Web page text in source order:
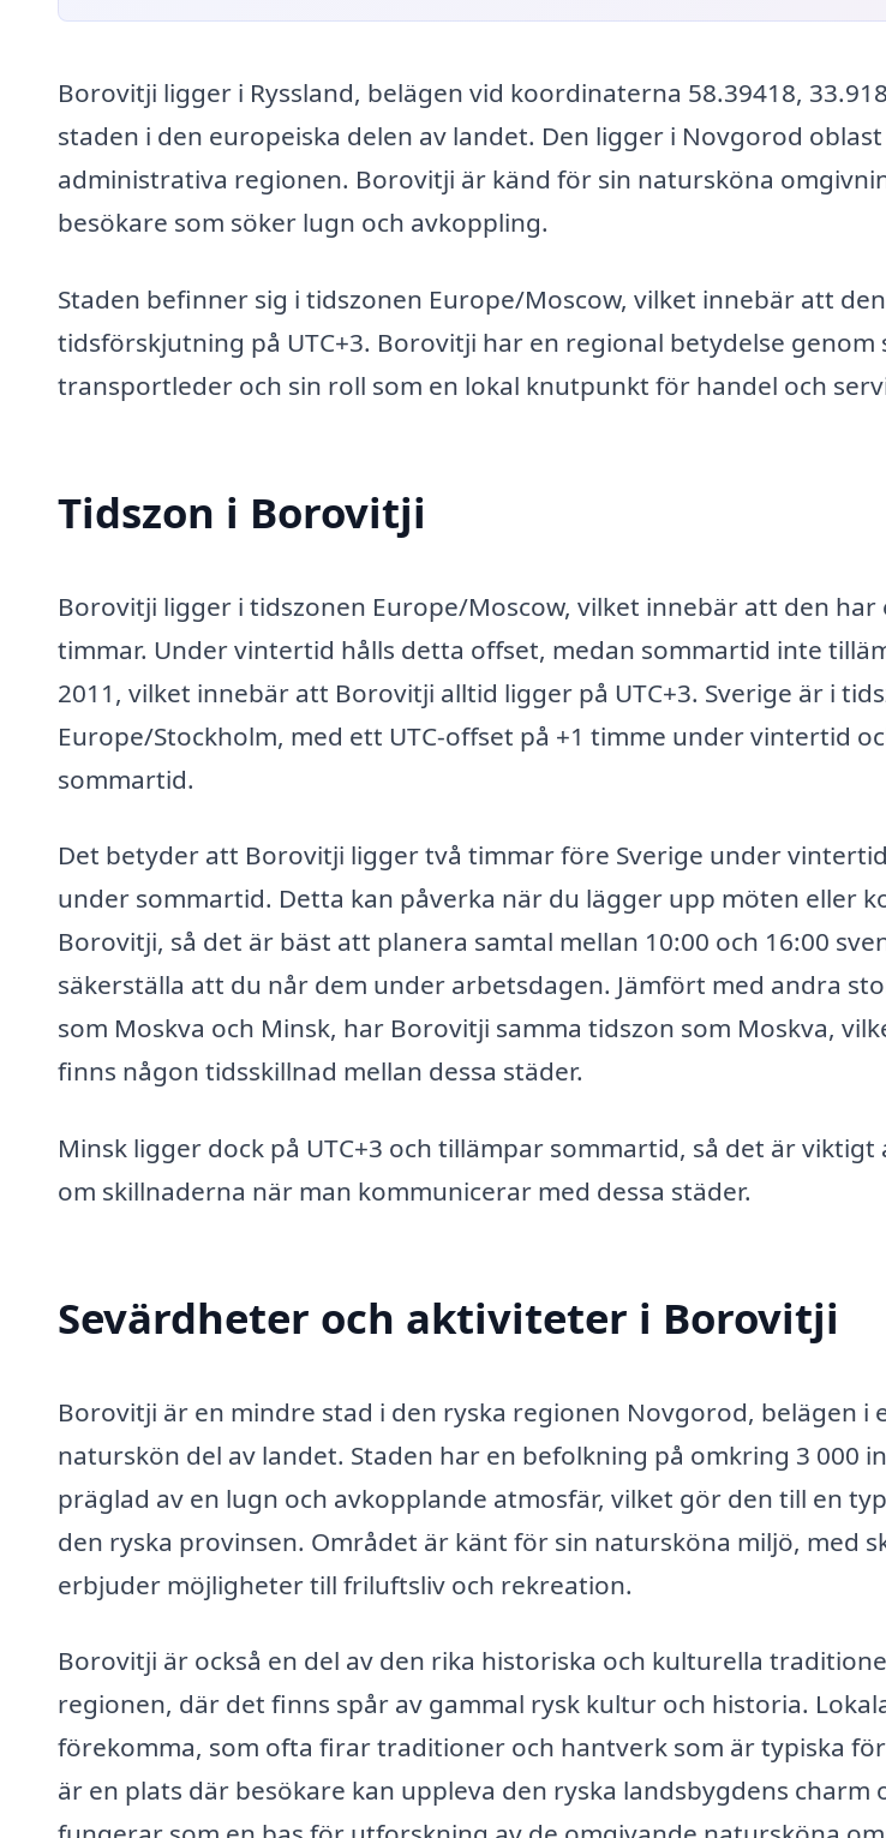
Borovitji ligger i Ryssland, belägen vid koordinaterna 58.39418,
staden i den europeiska delen av landet. Den ligger i Novgorod
administrativa regionen. Borovitji är känd för sin natursköna
besökare som söker lugn och avkoppling.
Staden befinner sig i tidszonen Europe/Moscow, vilket innebär att
tidsförskjutning på UTC+3. Borovitji har en regional betydelse
transportleder och sin roll som en lokal knutpunkt för handel och
Tidszon i Borovitji
Borovitji ligger i tidszonen Europe/Moscow, vilket innebär att den har
timmar. Under vintertid hålls detta offset, medan sommartid inte
2011, vilket innebär att Borovitji alltid ligger på UTC+3. Sverige är i
Europe/Stockholm, med ett UTC-offset på +1 timme under vintertid
sommartid.
Det betyder att Borovitji ligger två timmar före Sverige under
under sommartid. Detta kan påverka när du lägger upp möten eller
Borovitji, så det är bäst att planera samtal mellan 10:00 och 16:00
säkerställa att du når dem under arbetsdagen. Jämfört med andra
som Moskva och Minsk, har Borovitji samma tidszon som Moskva,
finns någon tidsskillnad mellan dessa städer.
Minsk ligger dock på UTC+3 och tillämpar sommartid, så det är
om skillnaderna när man kommunicerar med dessa städer.
Sevärdheter och aktiviteter i Borovitji
Borovitji är en mindre stad i den ryska regionen Novgorod, belägen i
naturskön del av landet. Staden har en befolkning på omkring 3 000
präglad av en lugn och avkopplande atmosfär, vilket gör den till en
den ryska provinsen. Området är känt för sin natursköna miljö, med
erbjuder möjligheter till friluftsliv och rekreation.
Borovitji är också en del av den rika historiska och kulturella
regionen, där det finns spår av gammal rysk kultur och historia.
förekomma, som ofta firar traditioner och hantverk som är typiska
är en plats där besökare kan uppleva den ryska landsbygdens charm